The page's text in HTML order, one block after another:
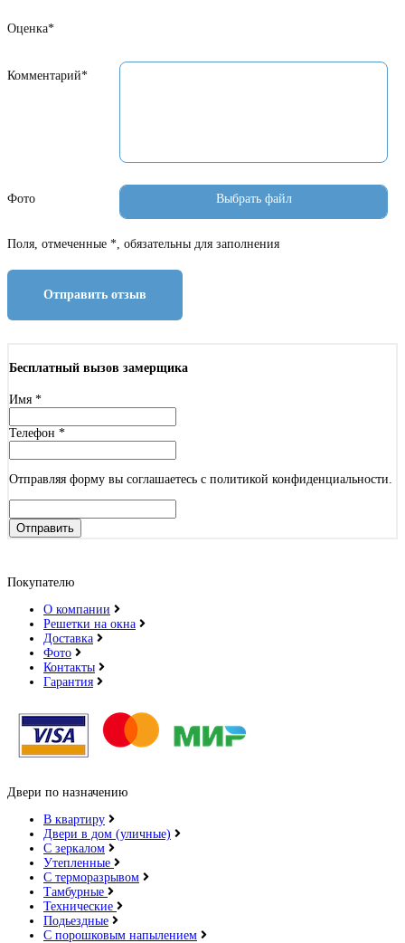
Оценка*
Комментарий*
Фото
Поля, отмеченные *, обязательны для заполнения
Отправить отзыв
Бесплатный вызов замерщика
Имя *
Телефон *
Отправляя форму вы соглашаетесь с политикой конфиденциальности.
Отправить
Покупателю
О компании
Решетки на окна
Доставка
Фото
Контакты
Гарантия
Двери по назначению
В квартиру
Двери в дом (уличные)
С зеркалом
Утепленные
С терморазрывом
Тамбурные
Технические
Подьездные
С порошковым напылением